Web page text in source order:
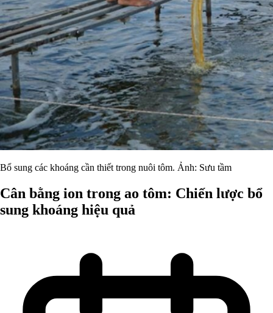
Bổ sung các khoáng cần thiết trong nuôi tôm. Ảnh: Sưu tầm
Cân bằng ion trong ao tôm: Chiến lược bổ
sung khoáng hiệu quả